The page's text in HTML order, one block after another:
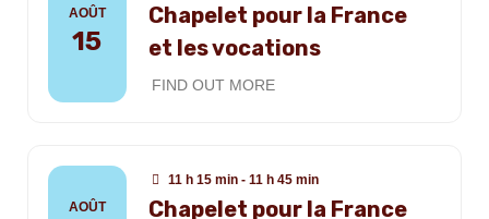
AOÛT
15
Chapelet pour la France
et les vocations
FIND OUT MORE
AOÛT
11 h 15 min - 11 h 45 min
Chapelet pour la France